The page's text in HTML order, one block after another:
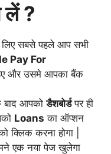
लें ?
लिए सबसे पहले आप सभी
Pay For
और उसमे आपका बैंक
बाद आपकोडैशबोर्डपर ही
Loans का ऑप्शन
क्लिक करना होगा |
एक नया पेज खुलेगा